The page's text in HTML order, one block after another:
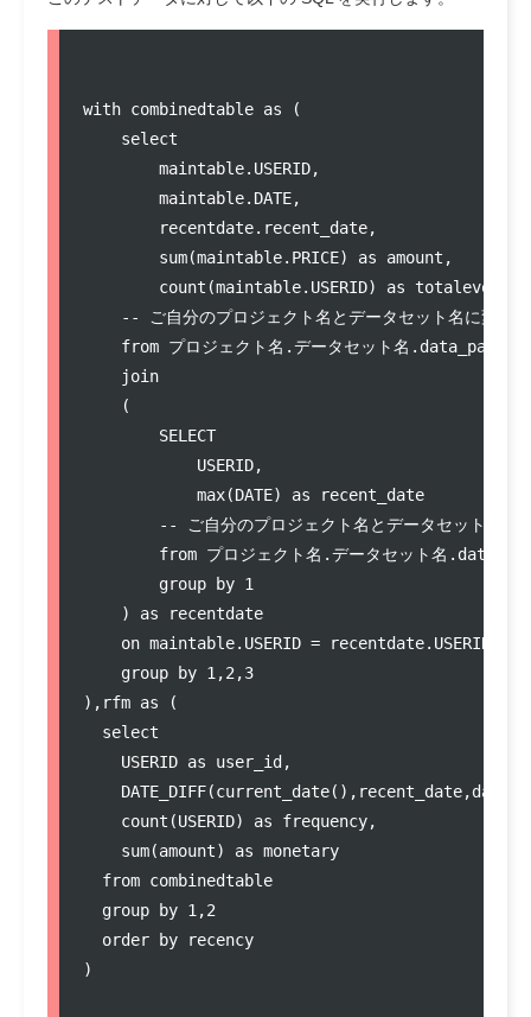
with combinedtable as (
    select
        maintable.USERID,
        maintable.DATE,
        recentdate.recent_date,
        sum(maintable.PRICE) as amount,
count(maintable.USERID) as
-- ご自分のプロジェクト名とデータセット名に変更
from プロジェクト名.データセット名
    join
    (
        SELECT
            USERID,
            max(DATE) as recent_date
-- ご自分のプロジェクト名とデータセット名に
from プロジェクト名.データセット名
        group by 1
    ) as recentdate
    on maintable.USERID = recentdate.USERID
    group by 1,2,3
),rfm as (
  select
    USERID as user_id,
    count(USERID) as frequency,
    sum(amount) as monetary
  from combinedtable
  group by 1,2
  order by recency
)